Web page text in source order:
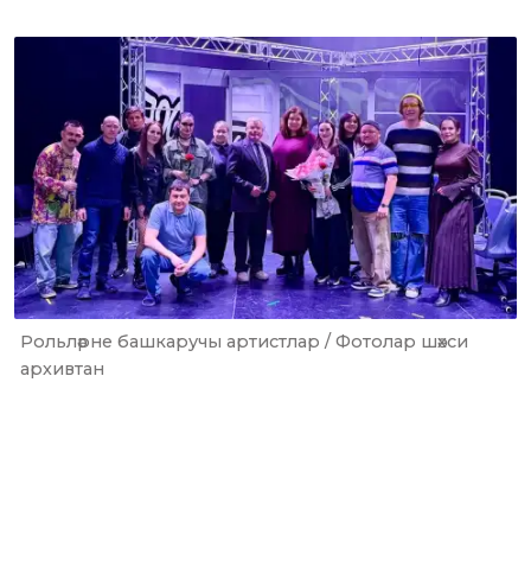
Рольләрне башкаручы артистлар / Фотолар шәхси
архивтан